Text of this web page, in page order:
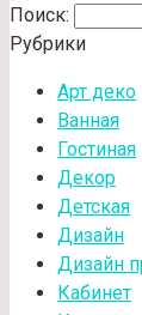
Поиск:
Рубрики
Арт деко
Ванная
Гостиная
Декор
Детская
Дизайн
Дизайн
Кабинет